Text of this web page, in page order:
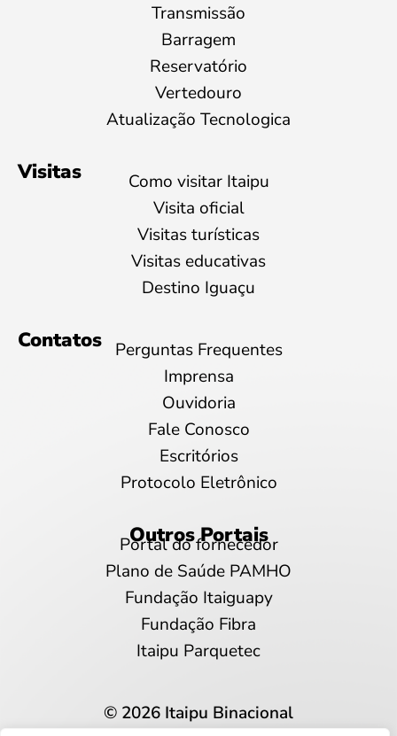
Transmissão
Barragem
Reservatório
Vertedouro
Atualização Tecnologica
Visitas
Como visitar Itaipu
Visita oficial
Visitas turísticas
Visitas educativas
Destino Iguaçu
Contatos
Perguntas Frequentes
Imprensa
Ouvidoria
Fale Conosco
Escritórios
Protocolo Eletrônico
Outros Portais
Portal do fornecedor
Plano de Saúde PAMHO
Fundação Itaiguapy
Fundação Fibra
Itaipu Parquetec
© 2026 Itaipu Binacional